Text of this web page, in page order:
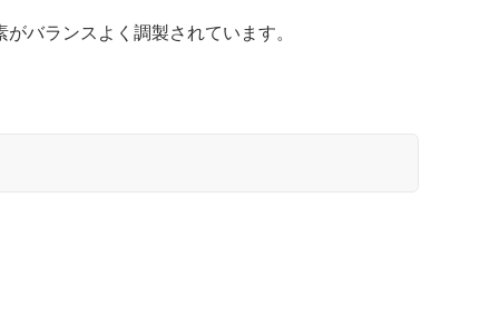
バランスよく調製されています。